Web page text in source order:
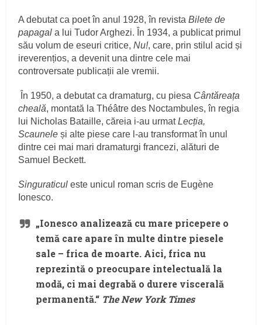
A debutat ca poet în anul 1928, în revistaBilete de
papagal a lui Tudor Arghezi. În 1934, a publicat primul
său volum de eseuri critice,Nu!, care, prin stilul acid și
ireverențios, a devenit una dintre cele mai
controversate publicații ale vremii.
În 1950, a debutat ca dramaturg, cu piesa Cântăreața
cheală, montată la Théâtre des Noctambules, în regia
lui Nicholas Bataille, căreia i-au urmatLecția,
Scaunele și alte piese care l-au transformat în unul
dintre cei mai mari dramaturgi francezi, alături de
Samuel Beckett.
Singuraticul este unicul roman scris de Eugène
Ionesco.
„Ionesco analizează cu mare pricepere o
temă care apare în multe dintre piesele
sale – frica de moarte. Aici, frica nu
reprezintă o preocupare intelectuală la
modă, ci mai degrabă o durere viscerală
permanentă.“ The New York Times